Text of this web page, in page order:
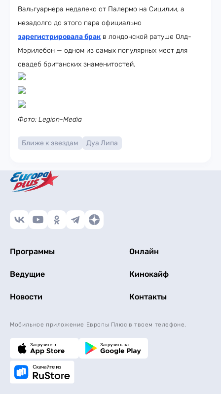
Вальгуарнера недалеко от Палермо на Сицилии, а
незадолго до этого пара официально
зарегистрировала брак в лондонской ратуше Олд-
Мэрилебон — одном из самых популярных мест для
свадеб британских знаменитостей.
Фото: Legion-Media
Ближе к звездам Дуа Липа
Программы Онлайн
Ведущие Кинокайф
Новости Контакты
Мобильное приложение Европы Плюс в твоем телефоне.